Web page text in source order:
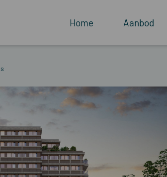
Home Aanbod